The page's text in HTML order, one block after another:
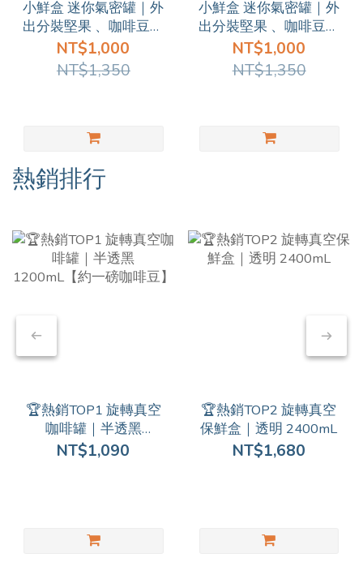
小鮮盒 迷你氣密罐｜外
出分裝堅果 、咖啡豆、
乾貨、飼料....｜3入（透
明*2 + 透黑*1）
NT$1,000
NT$1,350
小鮮盒 迷你氣密罐｜外
出分裝堅果 、咖啡豆、
乾貨、飼料....｜3入（透
明*1 + 透黑*2）
NT$1,000
NT$1,350
熱銷排行
🏆熱銷TOP1 旋轉真空
咖啡罐｜半透黑
1200mL【約一磅咖啡
NT$1,090
🏆熱銷TOP2 旋轉真空
保鮮盒｜透明 2400mL
NT$1,680